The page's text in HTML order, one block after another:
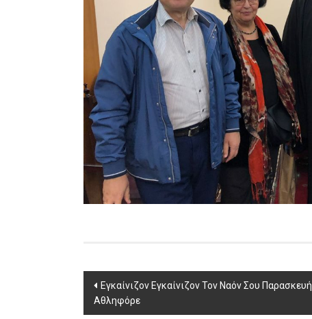
Post
navigation
Εγκαίνιζον Εγκαίνιζον Τον Ναόν Σου Παρασκευή
Αθληφόρε